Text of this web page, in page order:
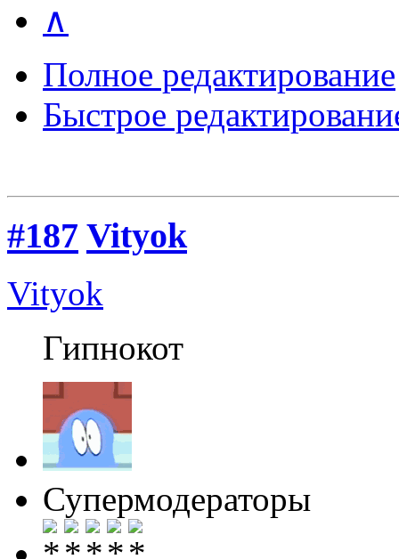
∧
Полное редактирование
Быстрое
#187 Vityok
Vityok
Гипнокот
Супермодераторы